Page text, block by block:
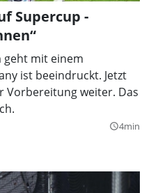
Supercup -
geht mit einem
ist beeindruckt. Jetzt
Vorbereitung weiter. Das
query_builder4min